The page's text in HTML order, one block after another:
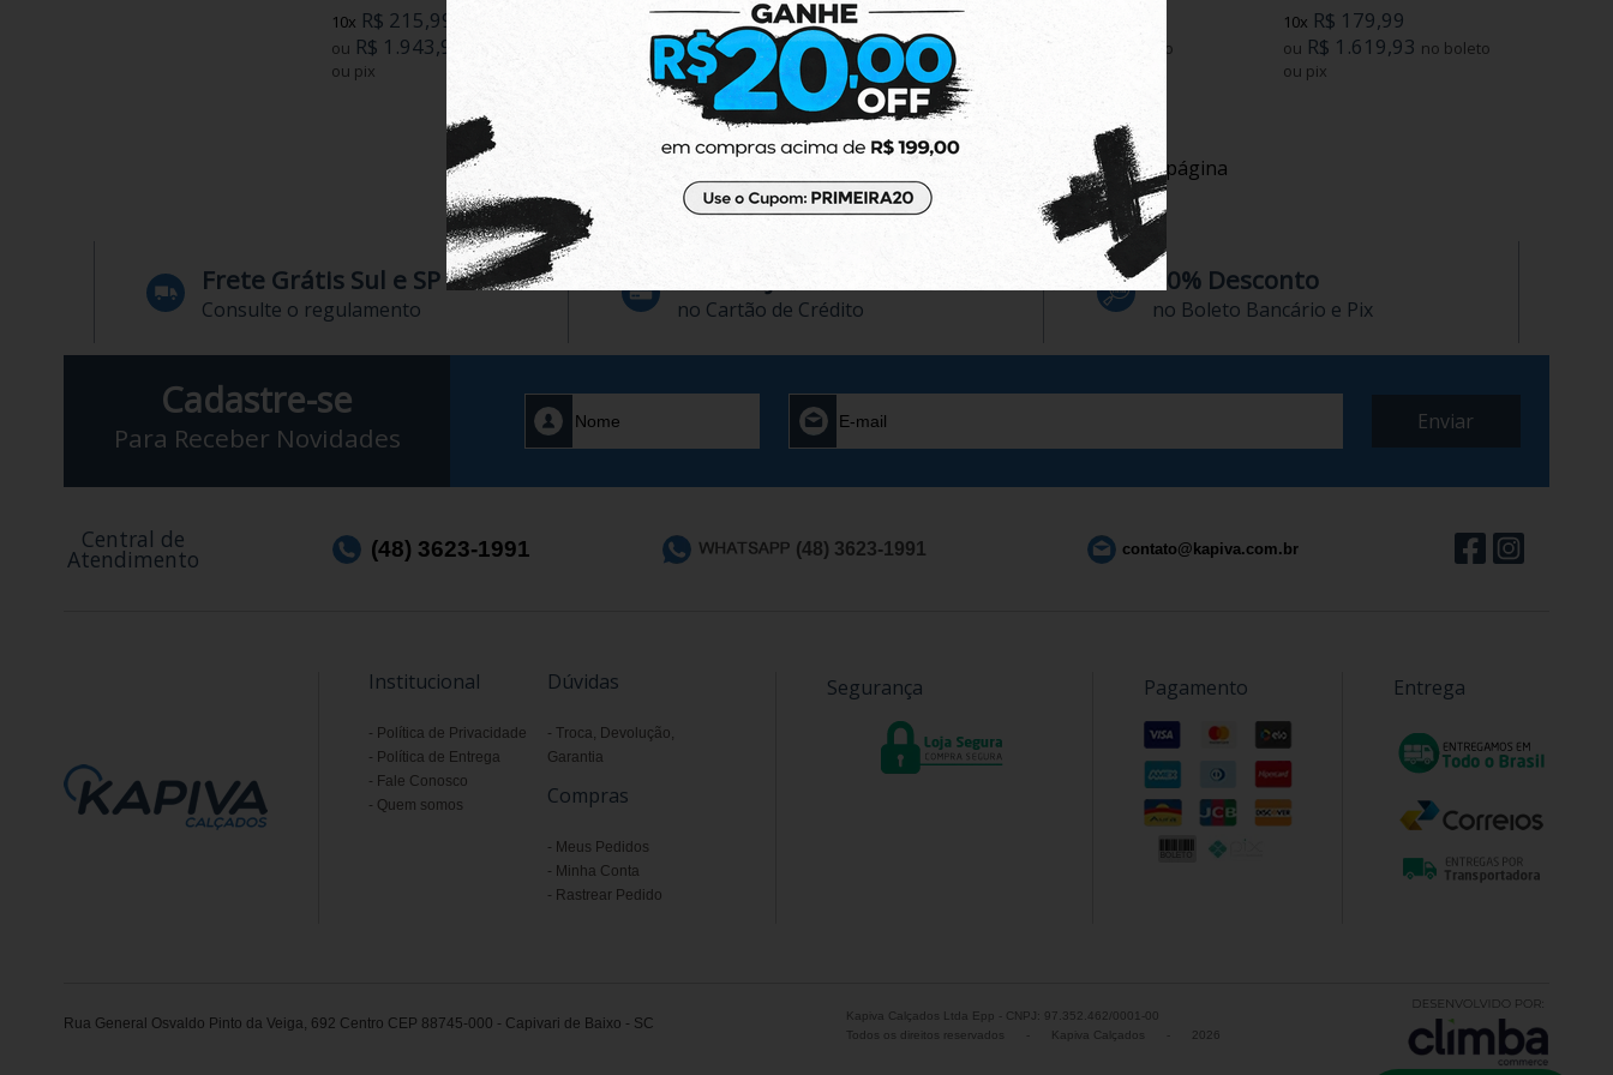
10x R$ 215,99
ou R$ 1.943,93
ou pix
R$ 195,99
ou R$ 1.763,93 no boleto
ou pix
R$ 1.587,53
10x R$ 179,99
ou R$ 1.619,93 no boleto
ou pix
produtos do total de distribuídos em1página
Frete Grátis Sul e SP
Consulte o regulamento no Cartão de Crédito
10% Desconto
no Boleto Bancário e Pix
Cadastre-se
Para Receber Novidades
Central de
Atendimento (48) 3623-1991 (48) 3623-1991 contato@kapiva.com.br
Institucional
Política de Privacidade
Política de Entrega
Fale Conosco
Quem somos
Dúvidas
Troca, Devolução,
Garantia
Compras
Meus Pedidos
Minha Conta
Rastrear Pedido
Segurança Pagamento Entrega
Rua General Osvaldo Pinto da Veiga, 692 Centro CEP 88745-000 - Capivari de Baixo - SC
Kapiva Calçados Ltda Epp - CNPJ: 97.352.462/0001-00
Todos os direitos reservados
- Kapiva Calçados - 2026